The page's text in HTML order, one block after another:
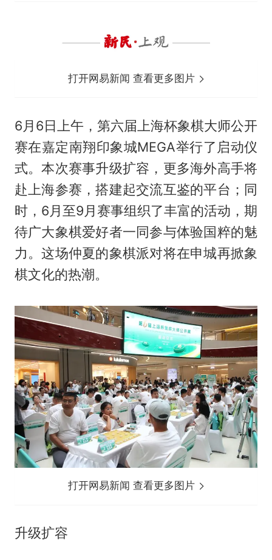
打开网易新闻 查看更多图片
6月6日上午，第六届上海杯象棋大师公开
赛在嘉定南翔印象城MEGA举行了启动仪
式。本次赛事升级扩容，更多海外高手将
赴上海参赛，搭建起交流互鉴的平台；同
时，6月至9月赛事组织了丰富的活动，期
待广大象棋爱好者一同参与体验国粹的魅
力。这场仲夏的象棋派对将在申城再掀象
棋文化的热潮。
打开网易新闻 查看更多图片
升级扩容